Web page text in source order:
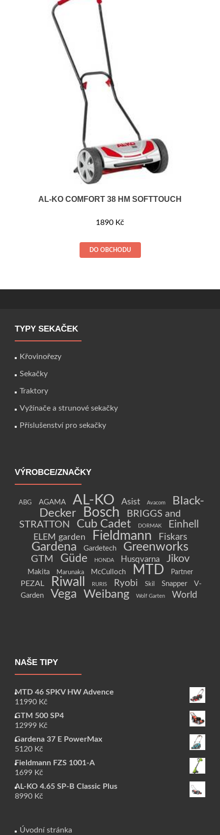
AL-KO COMFORT 38 HM SOFTTOUCH
1890 Kč
DO OBCHODU
TYPY SEKAČEK
Křovinořezy
Sekačky
Traktory
Vyžínače a strunové sekačky
Příslušenství pro sekačky
VÝROBCE/ZNAČKY
ABG AGAMA AL-KO Asist Avacom
Black-
Decker
Bosch
BRIGGS and
STRATTON
Cub Cadet DORMAK Einhell
ELEM garden Fieldmann Fiskars
Gardena Gardetech Greenworks
GTM Güde HONDA Husqvarna Jikov
Makita Marunaka McCulloch MTD Partner
PEZAL Riwall RURIS Ryobi Skil Snapper
V-
Garden
Vega Weibang Wolf Garten World
NAŠE TIPY
MTD 46 SPKV HW Advence
11990 Kč
GTM 500 SP4
12999 Kč
Gardena 37 E PowerMax
5120 Kč
Fieldmann FZS 1001-A
1699 Kč
AL-KO 4.65 SP-B Classic Plus
8990 Kč
Úvodní stránka